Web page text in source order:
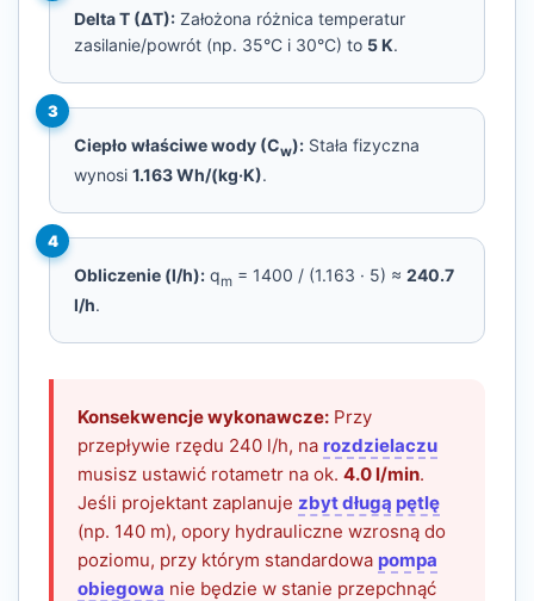
Delta T (ΔT): Założona różnica temperatur
zasilanie/powrót (np. 35°C i 30°C) to 5 K.
3
Ciepło właściwe wody (Cw): Stała fizyczna
wynosi 1.163 Wh/(kg·K).
4
Obliczenie (l/h): qm = 1400 / (1.163 · 5) ≈ 240.7
l/h.
Konsekwencje wykonawcze: Przy
przepływie rzędu 240 l/h, na rozdzielaczu
musisz ustawić rotametr na ok. 4.0 l/min.
Jeśli projektant zaplanuje zbyt długą pętlę
(np. 140 m), opory hydrauliczne wzrosną do
poziomu, przy którym standardowa pompa
obiegowa nie będzie w stanie przepchnąć